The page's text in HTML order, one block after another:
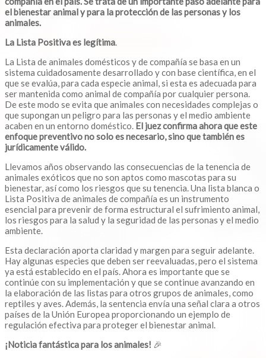
el bienestar animal y para la protección de las personas y los
animales.
La Lista Positiva es legítima.
La Lista de animales domésticos y de compañía se basa en un
sistema cuidadosamente desarrollado y con base científica, en el
que se evalúa, para cada especie animal, si esta es adecuada para
ser mantenida como animal de compañía por cualquier persona.
De este modo se evita que animales con necesidades complejas o
que supongan un peligro para las personas y el medio ambiente
acaben en un entorno doméstico. El juez confirma ahora que este
enfoque preventivo no solo es necesario, sino que también es
jurídicamente válido.
Llevamos años observando las consecuencias de la tenencia de
animales exóticos que no son aptos como mascotas para su
bienestar, así como los riesgos que su tenencia. Una lista blanca o
Lista Positiva de animales de compañía es un instrumento
esencial para prevenir de forma estructural el sufrimiento animal,
los riesgos para la salud y la seguridad de las personas y el medio
ambiente.
Esta declaración aporta claridad y margen para seguir adelante.
Hay algunas especies que deben ser reevaluadas, pero el sistema
ya está establecido en el país. Ahora es importante que se
continúe con su implementación y que se continue avanzando en
la elaboración de las listas para otros grupos de animales, como
reptiles y aves. Además, la sentencia envía una señal clara a otros
países de la Unión Europea proporcionando un ejemplo de
regulación efectiva para proteger el bienestar animal.
¡Noticia fantástica para los animales! 🎉